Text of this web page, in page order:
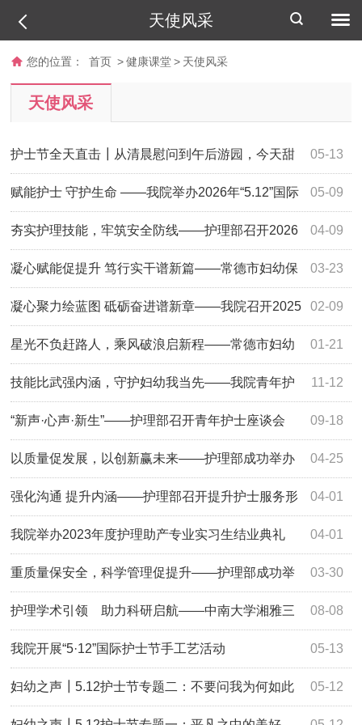
天使风采
您的位置： 首页 > 健康课堂 > 天使风采
天使风采
05-13
护士节全天直击┃从清晨慰问到午后游园，今天甜
度超标 05-09
赋能护士 守护生命 ——我院举办2026年“5.12”国际
护士节庆祝表彰大会 04-09
夯实护理技能，牢筑安全防线——护理部召开2026
年护理人员一季度业务培训会 03-23
凝心赋能促提升 笃行实干谱新篇——常德市妇幼保
健院举办2026年护理管理能力提升专项培训班 02-09
凝心聚力绘蓝图 砥砺奋进谱新章——我院召开2025
年度护理工作述职大会 01-21
星光不负赶路人，乘风破浪启新程——常德市妇幼
保健院举行第二届实习生护理个案竞赛暨结业典礼 11-12
技能比武强内涵，守护妇幼我当先——我院青年护
士冯修荣荣获2025年常德市青年护士岗位技能竞赛个人三等
奖
09-18
“新声·心声·新生”——护理部召开青年护士座谈会
04-25
以质量促发展，以创新赢未来——护理部成功举办
第三届护理质量改进项目案例比赛 04-01
强化沟通 提升内涵——护理部召开提升护士服务形
象启动会 04-01
我院举办2023年度护理助产专业实习生结业典礼
03-30
重质量保安全，科学管理促提升——护理部成功举
办第二届护理PDCA循环应用竞赛 08-08
护理学术引领 助力科研启航——中南大学湘雅三
医院护理专家团队莅临指导工作 05-13
我院开展“5·12”国际护士节手工艺活动
05-12
妇幼之声┃5.12护士节专题二：不要问我为何如此